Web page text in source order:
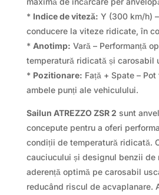
* Indice de viteză: Y (300 km/h)
conducere la viteze ridicate, în
* Anotimp: Vară – Performanță
temperatură ridicată și carosabil
* Pozitionare: Față + Spate –
ambele punți ale vehiculului.
Sailun ATREZZO ZSR 2 sunt
concepute pentru a oferi
condiții de temperatură ridicată.
cauciucului și designul benzii de
aderență optimă pe carosabil
reducând riscul de acvaplanare.